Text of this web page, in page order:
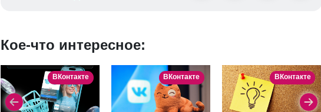
Кое-что интересное:
ВКонтакте ВКонтакте ВКонтакте